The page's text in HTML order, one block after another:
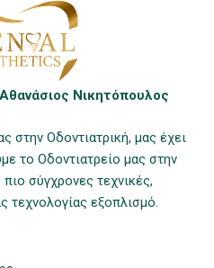
Νικητόπουλος
στην Οδοντιατρική, μας έχει
το Οδοντιατρείο μας στην
σύγχρονες τεχνικές,
τεχνολογίας εξοπλισμό.